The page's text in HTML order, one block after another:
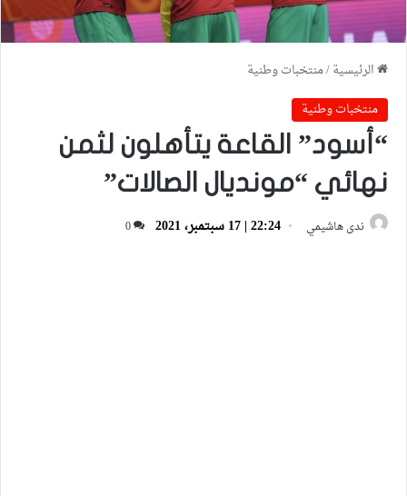
الرئيسية/منتخبات وطنية
منتخبات وطنية
“أسود” القاعة يتأهلون لثمن
نهائي “مونديال الصالات”
ندى هاشيمي 22:24 | 17 سبتمبر، 2021 0